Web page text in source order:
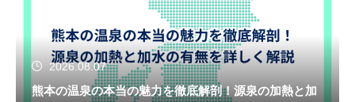
2026.08.07
熊本の温泉の本当の魅力を徹底解剖！源泉の加熱と加